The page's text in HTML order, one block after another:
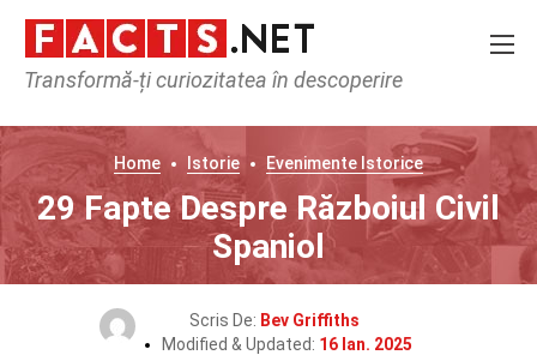
Transformă-ți curiozitatea în descoperire
Home Istorie Evenimente Istorice
29 Fapte Despre Războiul Civil
Spaniol
Scris De: Bev Griffiths
Modified & Updated: 16 Ian. 2025